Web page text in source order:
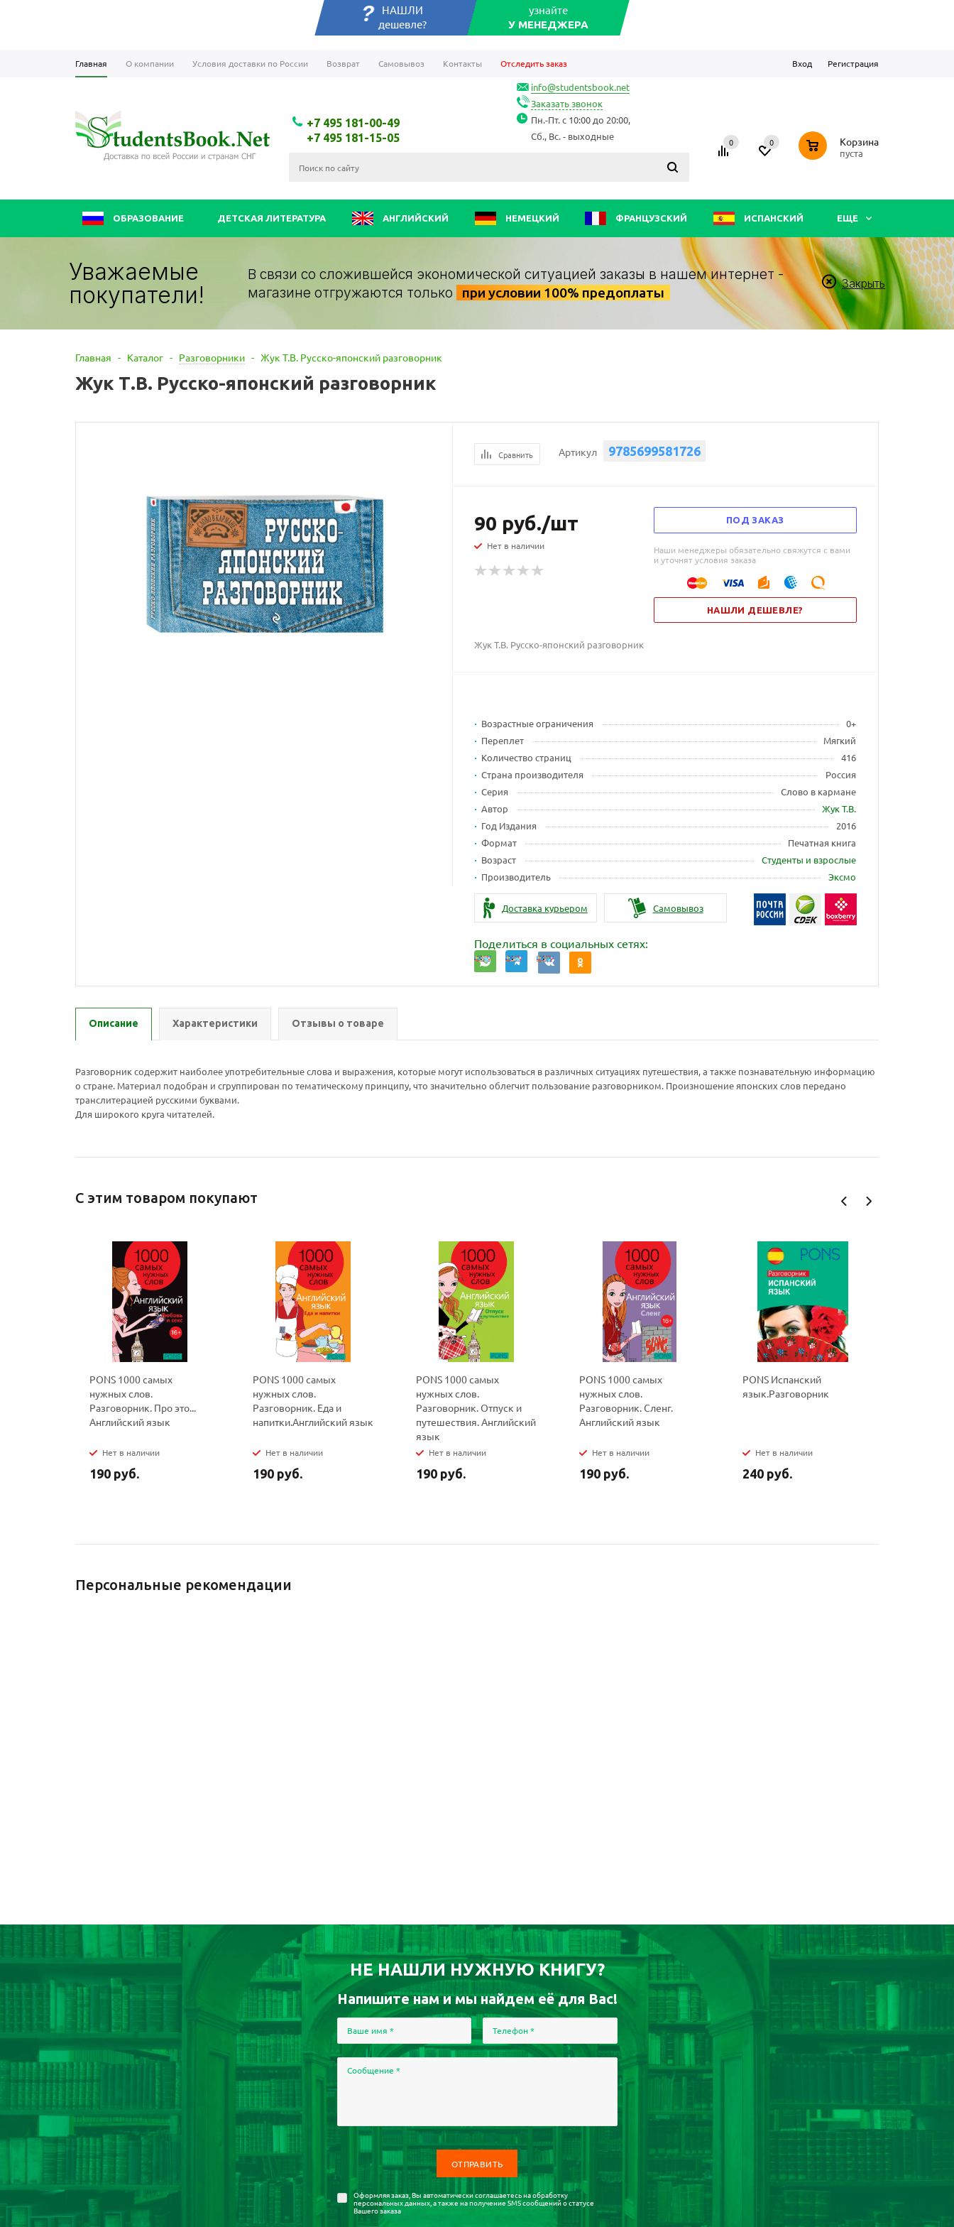
НАШЛИ
дешевле?
узнайте
У МЕНЕДЖЕРА
Главная О компании Условия доставки по России Возврат Самовывоз Контакты Отследить заказ Вход Регистрация
+7 495 181-00-49
+7 495 181-15-05
info@studentsbook.net
Заказать звонок
Пн.-Пт. с 10:00 до 20:00,
Сб., Вс. - выходные
0 0 0 Корзина
пуста
ОБРАЗОВАНИЕ ДЕТСКАЯ ЛИТЕРАТУРА АНГЛИЙСКИЙ НЕМЕЦКИЙ ФРАНЦУЗСКИЙ ИСПАНСКИЙ ЕЩЕ
Уважаемые
покупатели!
В связи со сложившейся экономической ситуацией заказы в нашем интернет -
магазине отгружаются только
при условии 100% предоплаты
Закрыть
Главная - Каталог - Разговорники - Жук Т.В. Русско-японский разговорник
Жук Т.В. Русско-японский разговорник
Сравнить Артикул 9785699581726
90 руб./шт
Нет в наличии
ПОД ЗАКАЗ
Наши менеджеры обязательно свяжутся с вами
и уточнят условия заказа
НАШЛИ ДЕШЕВЛЕ?
Жук Т.В. Русско-японский разговорник
Возрастные ограничения
0+
Переплет
Мягкий
Количество страниц
416
Страна производителя
Россия
Серия
Слово в кармане
Автор
Жук Т.В.
Год Издания
2016
Формат
Печатная книга
Возраст
Студенты и взрослые
Производитель
Эксмо
Доставка курьером Самовывоз
Поделиться в социальных сетях:
Описание Характеристики Отзывы о товаре
Разговорник содержит наиболее употребительные слова и выражения, которые могут использоваться в различных ситуациях путешествия, а также познавательную информацию
о стране. Материал подобран и сгруппирован по тематическому принципу, что значительно облегчит пользование разговорником. Произношение японских слов передано
транслитерацией русскими буквами.
Для широкого круга читателей.
С этим товаром покупают
PONS 1000 самых
нужных слов.
Разговорник. Про это...
Английский язык
Нет в наличии
190 руб.
PONS 1000 самых
нужных слов.
Разговорник. Еда и
напитки.Английский язык
Нет в наличии
190 руб.
PONS 1000 самых
нужных слов.
Разговорник. Отпуск и
путешествия. Английский
язык
Нет в наличии
190 руб.
PONS 1000 самых
нужных слов.
Разговорник. Сленг.
Английский язык
Нет в наличии
190 руб.
PONS Испанский
язык.Разговорник
Нет в наличии
240 руб.
Персональные рекомендации
НЕ НАШЛИ НУЖНУЮ КНИГУ?
Напишите нам и мы найдем её для Вас!
Ваше имя * Телефон *
Сообщение *
Оформляя заказ, Вы автоматически соглашаетесь наобработку
персональных данных, а также на получение SMS сообщений о статусе
Вашего заказа
политикой
конфидициальности
политикой
конфидициальности